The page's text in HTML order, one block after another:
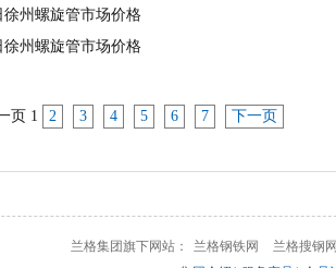
徐州螺旋管市场价格
徐州螺旋管市场价格
页 1 2 3 4 5 6 7 下一页